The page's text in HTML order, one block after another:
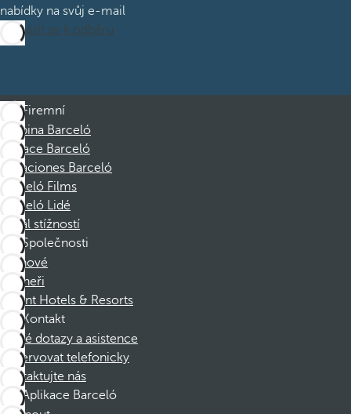
nabídky na svůj e-mail
Přihlásit se k odběru
Firemní
Skupina Barceló
Nadace Barceló
Vacaciones Barceló
Barceló Films
Barceló Lidé
Kanál stížností
Společnosti
Členové
Partneři
Dorint Hotels & Resorts
Kontakt
Časté dotazy a asistence
Rezervovat telefonicky
Kontaktujte nás
Aplikace Barceló